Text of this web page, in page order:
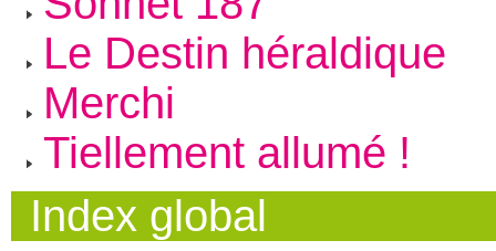
Le Destin héraldique
Merchi
Tiellement allumé !
Index global